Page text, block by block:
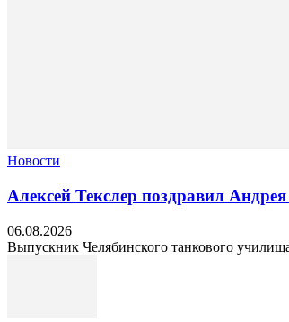
Новости
Алексей Текслер поздравил
06.08.2026
Выпускник Челябинского танкового